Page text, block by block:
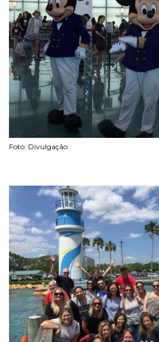
Foto: Divulgação